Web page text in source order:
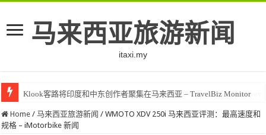
马来西亚旅游新闻
itaxi.my
Klook客路将印度和中东创作者聚集在马来西亚 – TravelBiz Monitor
Home / 马来西亚旅游新闻 / WMOTO XDV 250i 马来西亚评测：最高速度和
规格 – iMotorbike 新闻